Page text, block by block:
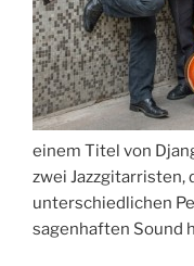
einem Titel von
zwei Jazzgitarristen,
unterschiedlichen
sagenhaften Sound